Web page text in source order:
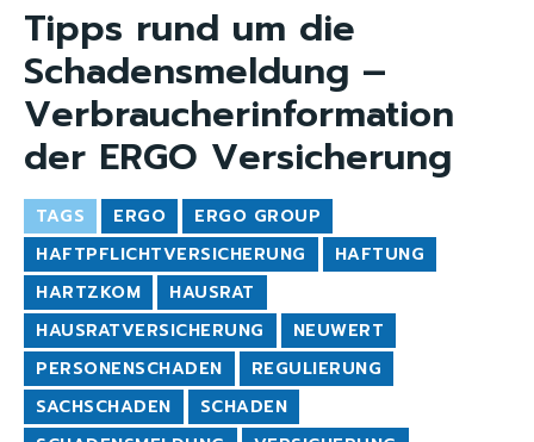
Tipps rund um die
Schadensmeldung –
Verbraucherinformation
der ERGO Versicherung
TAGS ERGO
ERGO GROUP
HAFTPFLICHTVERSICHERUNG
HAFTUNG
HARTZKOM
HAUSRAT
HAUSRATVERSICHERUNG
NEUWERT
PERSONENSCHADEN
REGULIERUNG
SACHSCHADEN
SCHADEN